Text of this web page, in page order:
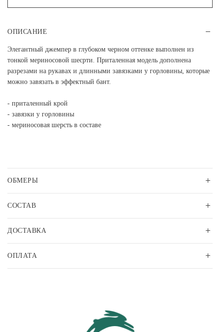
ОПИСАНИЕ
Элегантный джемпер в глубоком черном оттенке выполнен из
тонкой мериносовой шесрти. Приталенная модель дополнена
разрезами на рукавах и длинными завязками у горловины, которые
можно завязать в эффектный бант.
- приталенный крой
- завязки у горловины
- мериносовая шерсть в составе
ОБМЕРЫ
СОСТАВ
ДОСТАВКА
ОПЛАТА